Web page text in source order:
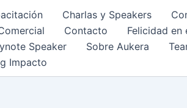
Charlas y Speakers
Contacto Felicidad en
Speaker Sobre Aukera
Impacto